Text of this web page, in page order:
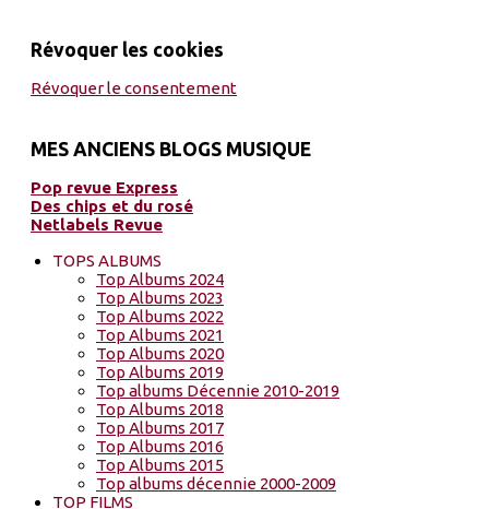
Révoquer les cookies
Révoquer le consentement
MES ANCIENS BLOGS MUSIQUE
Pop revue Express
Des chips et du rosé
Netlabels Revue
TOPS ALBUMS
Top Albums 2024
Top Albums 2023
Top Albums 2022
Top Albums 2021
Top Albums 2020
Top Albums 2019
Top albums Décennie 2010-2019
Top Albums 2018
Top Albums 2017
Top Albums 2016
Top Albums 2015
Top albums décennie 2000-2009
TOP FILMS